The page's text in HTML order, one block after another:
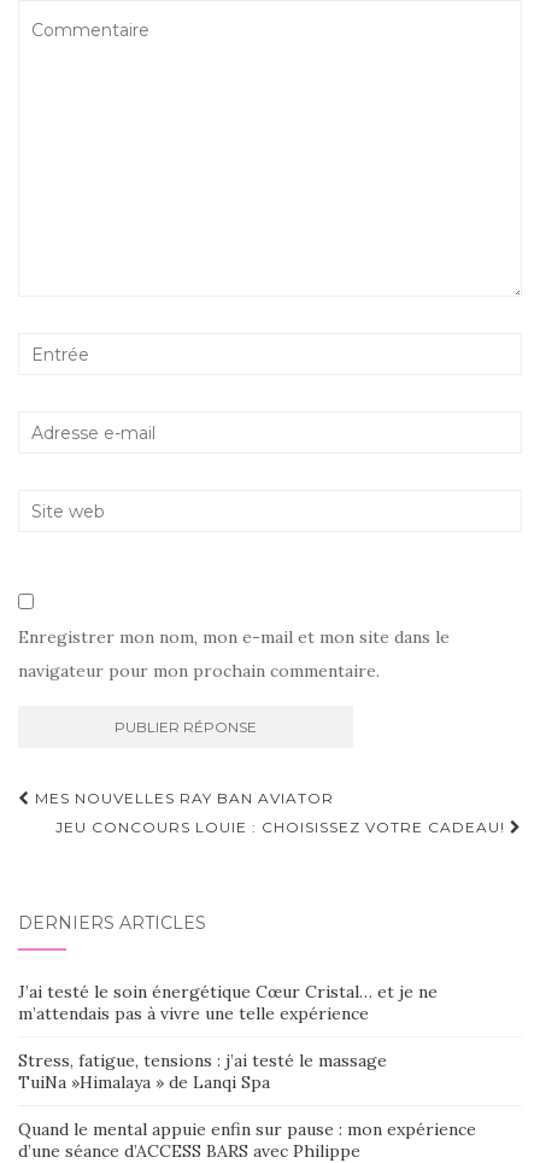
Enregistrer mon nom, mon e-mail et mon site dans le
navigateur pour mon prochain commentaire.
Navigation
d'article
MES NOUVELLES RAY BAN AVIATOR
JEU CONCOURS LOUIE : CHOISISSEZ VOTRE CADEAU!
DERNIERS ARTICLES
J’ai testé le soin énergétique Cœur Cristal… et je ne
m’attendais pas à vivre une telle expérience
Stress, fatigue, tensions : j’ai testé le massage
TuiNa »Himalaya » de Lanqi Spa
Quand le mental appuie enfin sur pause : mon expérience
d’une séance d’ACCESS BARS avec Philippe